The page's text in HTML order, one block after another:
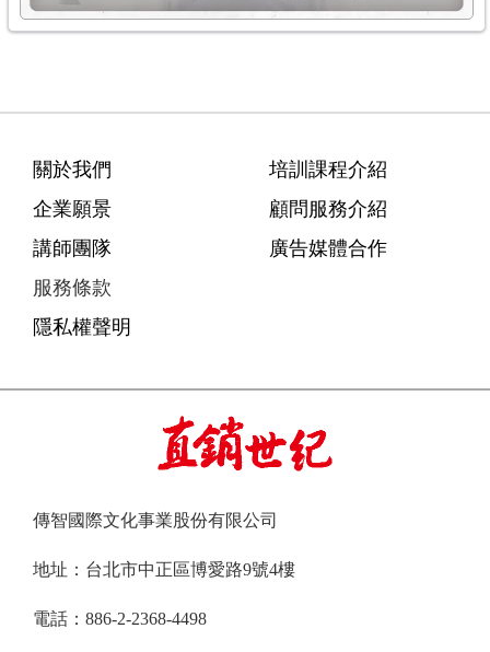
關於我們
企業願景
講師團隊
服務條款
隱私權聲明
培訓課程介紹
顧問服務介紹
廣告媒體合作
傳智國際文化事業股份有限公司
地址：台北市中正區博愛路9號4樓
電話：886-2-2368-4498